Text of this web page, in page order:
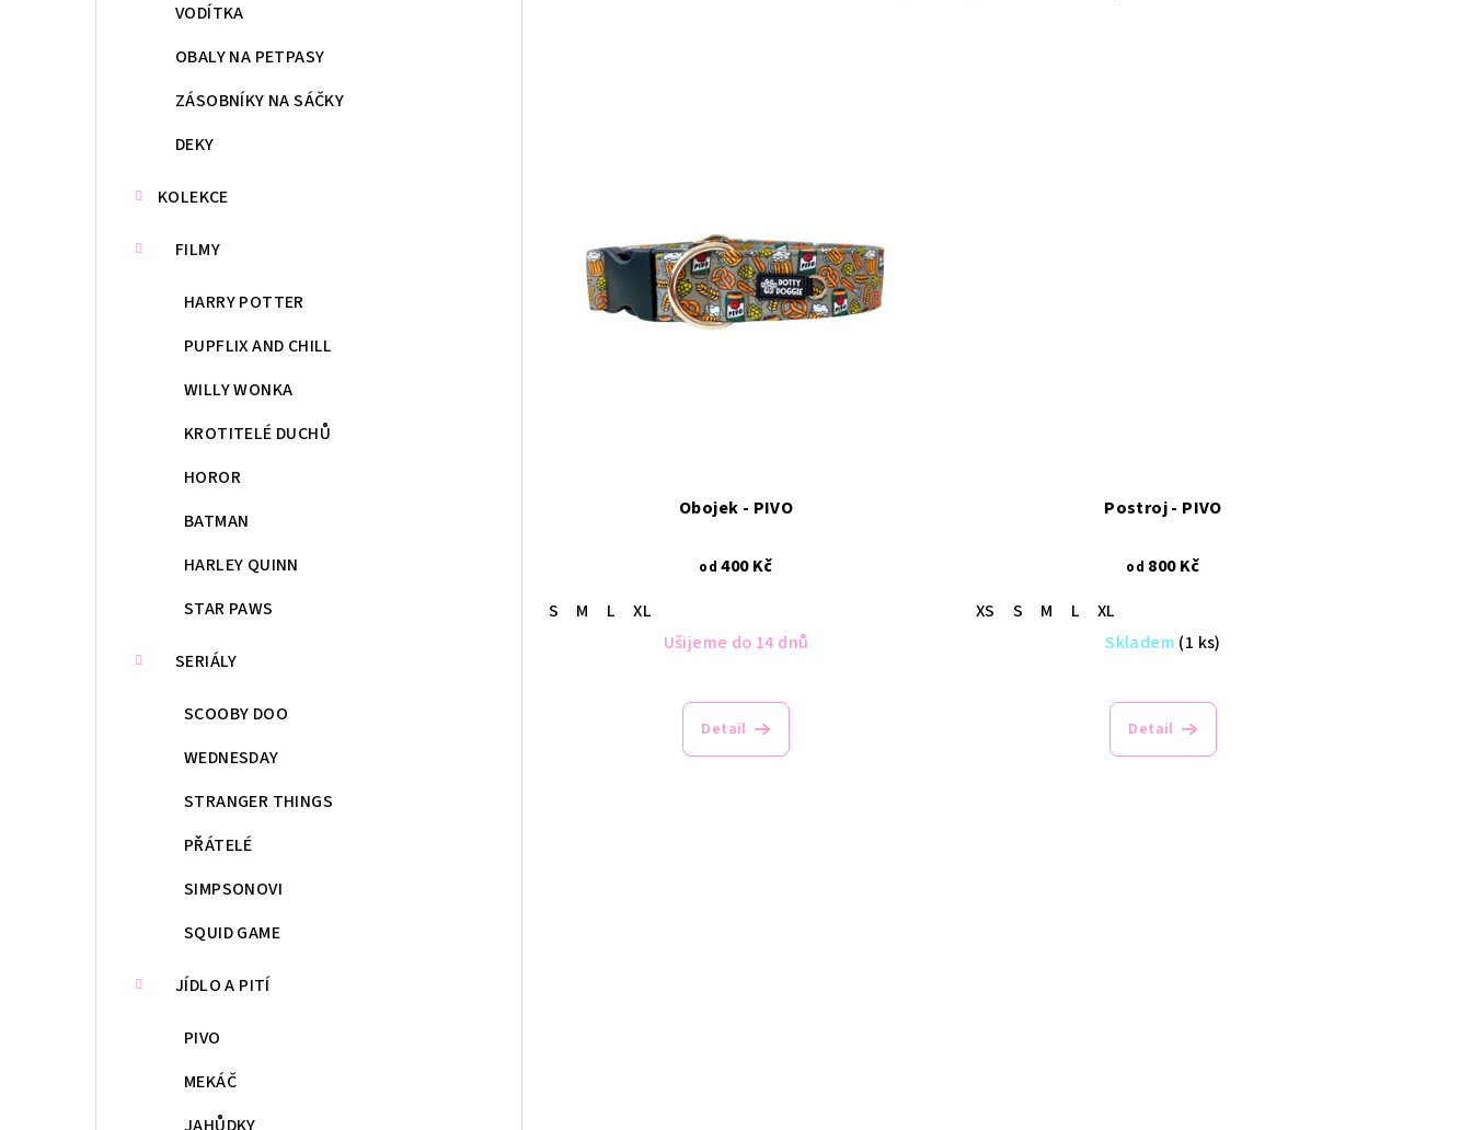
VODÍTKA
OBALY NA PETPASY
ZÁSOBNÍKY NA SÁČKY
DEKY
KOLEKCE
FILMY
HARRY POTTER
PUPFLIX AND CHILL
WILLY WONKA
KROTITELÉ DUCHŮ
HOROR
BATMAN
HARLEY QUINN
STAR PAWS
SERIÁLY
SCOOBY DOO
WEDNESDAY
STRANGER THINGS
PŘÁTELÉ
SIMPSONOVI
SQUID GAME
JÍDLO A PITÍ
PIVO
MEKÁČ
Obojek - PIVO
od 400 Kč
S
M L
XL
Ušijeme do 14 dnů
Detail
Postroj - PIVO
od 800 Kč
XS
S M L
XL
Skladem (1 ks)
Detail